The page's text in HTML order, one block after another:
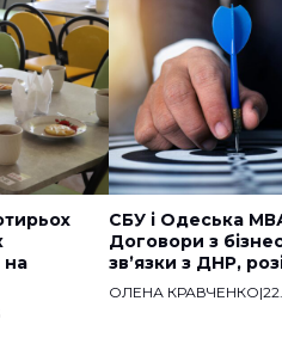
на
СБУ і Одеська
Договори з
звʼязки з ДНР,
ОЛЕНА КРАВЧЕНКО|